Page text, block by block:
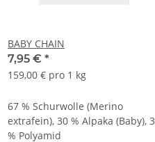
BABY CHAIN
7,95 € *
159,00 € pro 1 kg
67 % Schurwolle (Merino
extrafein), 30 % Alpaka (Baby), 3
% Polyamid